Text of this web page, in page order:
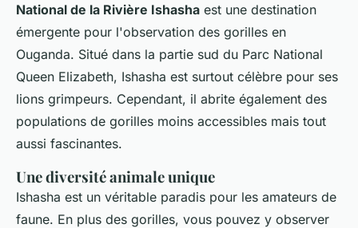
National de la Rivière Ishasha est une destination
émergente pour l'observation des gorilles en
Ouganda. Situé dans la partie sud du Parc National
Queen Elizabeth, Ishasha est surtout célèbre pour ses
lions grimpeurs. Cependant, il abrite également des
populations de gorilles moins accessibles mais tout
aussi fascinantes.
Une diversité animale unique
Ishasha est un véritable paradis pour les amateurs de
faune. En plus des gorilles, vous pouvez y observer